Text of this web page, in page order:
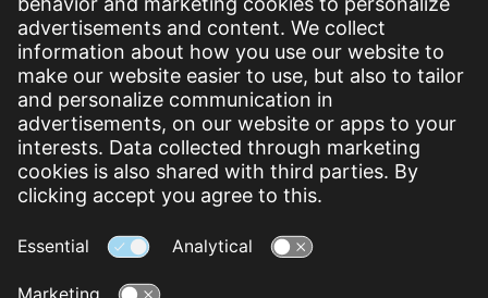
Plaats
Mobiel nummer (niet verplicht)
Land